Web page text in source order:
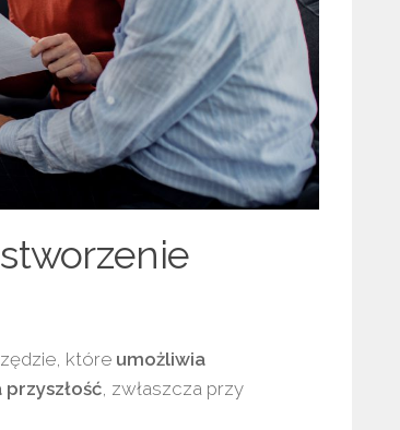
które umożliwia
, zwłaszcza przy